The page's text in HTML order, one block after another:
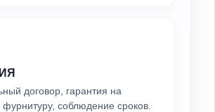
договор, гарантия на
фурнитуру, соблюдение сроков.